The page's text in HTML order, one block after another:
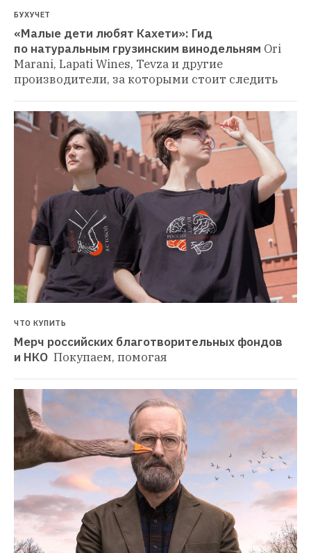
БУХУЧЕТ
«Малые дети любят Кахети»: Гид
по натуральным грузинским винодельням Ori
Marani, Lapati Wines, Tevza и другие
производители, за которыми стоит следить
ЧТО КУПИТЬ
Мерч российских благотворительных фондов
и НКО Покупаем, помогая